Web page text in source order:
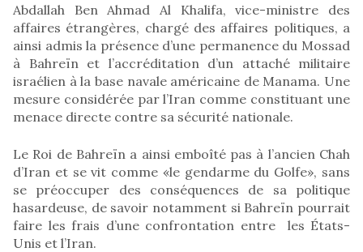
Abdallah Ben Ahmad Al Khalifa, vice-ministre des
affaires étrangères, chargé des affaires politiques, a
ainsi admis la présence d’une permanence du Mossad
à Bahreïn et l’accréditation d’un attaché militaire
israélien à la base navale américaine de Manama. Une
mesure considérée par l’Iran comme constituant une
menace directe contre sa sécurité nationale.
Le Roi de Bahreïn a ainsi emboîté pas à l’ancien Chah
d’Iran et se vit comme «le gendarme du Golfe», sans
se préoccuper des conséquences de sa politique
hasardeuse, de savoir notamment si Bahreïn pourrait
faire les frais d’une confrontation entre les États-
Unis et l’Iran.